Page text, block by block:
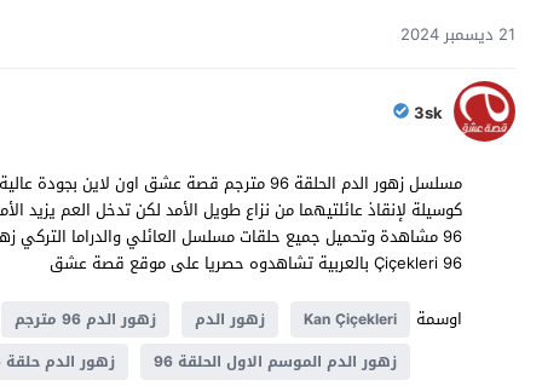
21 ديسمبر 2024
3sk
كوسيلة لإنقاذ عائلتيهما من نزاع طويل الأمد لكن تدخل العم يزيد
Çiçekleri 96 بالعربية تشاهدوه حصريا على موقع قصة عشق
اوسمة
Kan Çiçekleri زهور الدم
زهور الدم 96 مترجم
زهور الدم الموسم الاول الحلقة 96
زهور الدم حلقة 96